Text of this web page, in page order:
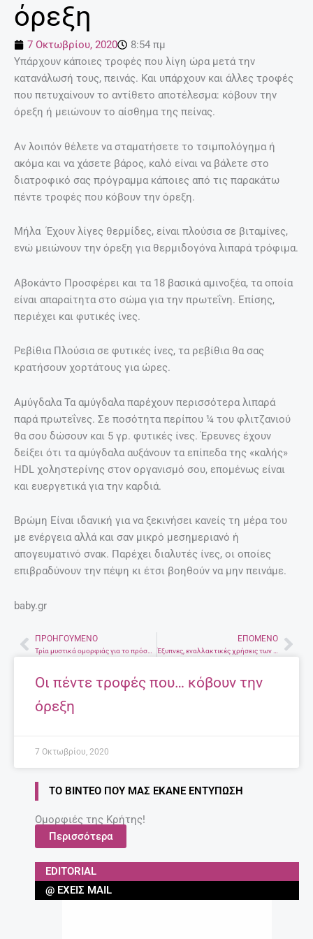
όρεξη
7 Οκτωβρίου, 2020
8:54 πμ
Υπάρχουν κάποιες τροφές που λίγη ώρα μετά την
κατανάλωσή τους, πεινάς. Και υπάρχουν και άλλες τροφές
που πετυχαίνουν το αντίθετο αποτέλεσμα: κόβουν την
όρεξη ή μειώνουν το αίσθημα της πείνας.
Αν λοιπόν θέλετε να σταματήσετε το τσιμπολόγημα ή
ακόμα και να χάσετε βάρος, καλό είναι να βάλετε στο
διατροφικό σας πρόγραμμα κάποιες από τις παρακάτω
πέντε τροφές που κόβουν την όρεξη.
Μήλα Έχουν λίγες θερμίδες, είναι πλούσια σε βιταμίνες,
ενώ μειώνουν την όρεξη για θερμιδογόνα λιπαρά τρόφιμα.
Αβοκάντο Προσφέρει και τα 18 βασικά αμινοξέα, τα οποία
είναι απαραίτητα στο σώμα για την πρωτεΐνη. Επίσης,
περιέχει και φυτικές ίνες.
Ρεβίθια Πλούσια σε φυτικές ίνες, τα ρεβίθια θα σας
κρατήσουν χορτάτους για ώρες.
Αμύγδαλα Τα αμύγδαλα παρέχουν περισσότερα λιπαρά
παρά πρωτεΐνες. Σε ποσότητα περίπου ¼ του φλιτζανιού
θα σου δώσουν και 5 γρ. φυτικές ίνες. Έρευνες έχουν
δείξει ότι τα αμύγδαλα αυξάνουν τα επίπεδα της «καλής»
HDL χοληστερίνης στον οργανισμό σου, επομένως είναι
και ευεργετικά για την καρδιά.
Βρώμη Είναι ιδανική για να ξεκινήσει κανείς τη μέρα του
με ενέργεια αλλά και σαν μικρό μεσημεριανό ή
απογευματινό σνακ. Παρέχει διαλυτές ίνες, οι οποίες
επιβραδύνουν την πέψη κι έτσι βοηθούν να μην πεινάμε.
baby.gr
Prev
ΠΡΟΗΓΟΎΜΕΝΟ ΕΠΌΜΕΝΟ
Οι πέντε τροφές που… κόβουν την
όρεξη
7 Οκτωβρίου, 2020
ΤΟ ΒΊΝΤΕΟ ΠΟΥ ΜΑΣ ΈΚΑΝΕ ΕΝΤΎΠΩΣΗ
Ομορφιές της Κρήτης!
Περισσότερα
EDITORIAL
@ ΈΧΕΙΣ MAIL